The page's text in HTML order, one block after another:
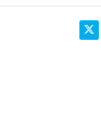
paketlenmiştir. Ürün,